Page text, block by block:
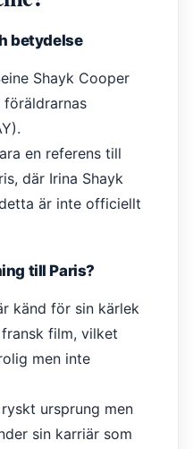
betydelse
Shayk Cooper
föräldrarnas
en referens till
där Irina Shayk
är inte officiellt
till Paris?
känd för sin kärlek
film, vilket
men inte
ursprung men
sin karriär som